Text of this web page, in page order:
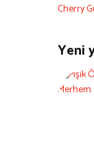
Cherry
Yeni